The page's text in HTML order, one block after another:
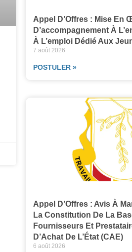
Appel D’Offres : Mise En
D’accompagnement À
À L’emploi Dédié Aux
7 août 2026
POSTULER »
Appel D’Offres : Avis À
La Constitution De La
Fournisseurs Et
D’Achat De L’État (CAE)
6 août 2026